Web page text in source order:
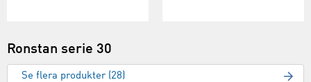
Ronstan serie 30
Se flera produkter (28)